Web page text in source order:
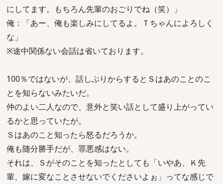
にしてます。もちろん先輩のおごりでね（笑）」
俺：「あー、俺も楽しみにしてるよ。Ｔちゃんによろしく
な」
※途中関係ない会話は省いております。
100％ではないが、話しぶりからするとＳはあのことのこ
とを知らないみたいだ。
仲のよい二人なので、意外と笑い話として盛り上がってい
るかと思っていたが。
Ｓはあのこと知ったら怒るだろうか。
俺も随分勝手だが、罪悪感はない。
それは、Ｓがそのことを知ったとしても「いやあ、Ｋ先
輩、嫁に変なことさせないでくださいよぉ」ってな感じで